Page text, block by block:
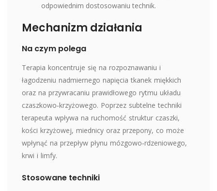
odpowiednim dostosowaniu technik.
Mechanizm działania
Na czym polega
Terapia koncentruje się na rozpoznawaniu i
łagodzeniu nadmiernego napięcia tkanek miękkich
oraz na przywracaniu prawidłowego rytmu układu
czaszkowo‑krzyżowego. Poprzez subtelne techniki
terapeuta wpływa na ruchomość struktur czaszki,
kości krzyżowej, miednicy oraz przepony, co może
wpłynąć na przepływ płynu mózgowo‑rdzeniowego,
krwi i limfy.
Stosowane techniki